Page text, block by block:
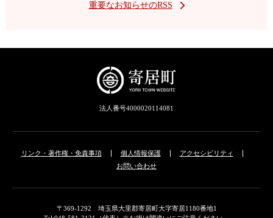
重要なお知らせのRSS
法人番号4000020114081
リンク・著作権・免責事項 個人情報保護
アクセシビリティ
お問い合わせ
〒369-1292 埼玉県大里郡寄居町大字寄居1180番地1